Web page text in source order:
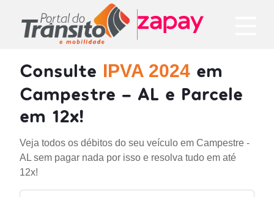
Consulte IPVA 2024 em
Campestre - AL e Parcele
em 12x!
Veja todos os débitos do seu veículo em Campestre -
AL sem pagar nada por isso e resolva tudo em até
12x!